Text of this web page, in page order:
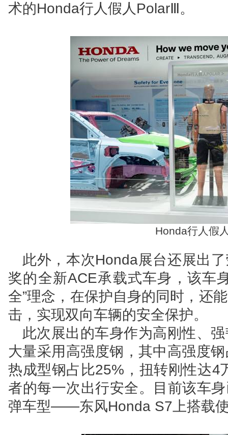
术的Honda行人假人PolarⅢ。
Honda行人假
此外，本次Honda展台还展出
奖的全新ACE承载式车身，该车
全”理念，在保护自身的同时，还
击，实现双向车辆的安全保护。
此次展出的车身作为高刚性、
大量采用高强度钢，其中高强度
热成型钢占比25%，扭转刚性达4
者的每一次出行安全。目前该车
弹车型——东风Honda S7上搭载